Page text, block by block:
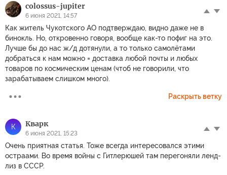
colossus-jupiter
6 июня 2021, 14:57
Как житель Чукотского АО подтверждаю, видно даже не в
бинокль. Но, откровенно говоря, вообще как-то пофиг на это.
Лучше бы до нас ж/д дотянули, а то только самолётами
добраться к нам можно = доставка любой почты и любых
товаров по космическим ценам (чтоб не говорили, что
зарабатываем слишком много).
Раскрыть ветку
К Кварк
6 июня 2021, 15:23
Очень приятная статья. Тоже всегда интересовался этими
остраами. Во время войны с Гитлерюшей там перегоняли ленд-
лиз в СССР.